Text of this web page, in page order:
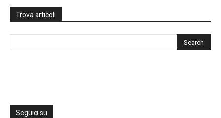
Trova articoli
Seguici su